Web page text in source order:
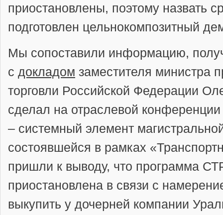
приостановлены, поэтому назвать
подготовлен цельнокомпозитный
Мы сопоставили информацию,
с докладом заместителя министра
торговли Российской Федерации
сделал на отраслевой
– системный элемент
состоявшейся в рамках
пришли к выводу, что программа
приостановлена в связи с
выкупить у дочерней компании